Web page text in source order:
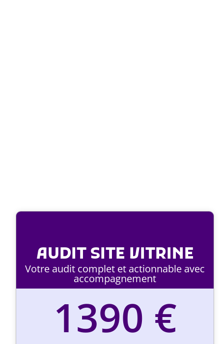
AUDIT SITE VITRINE
Votre audit complet et actionnable avec
accompagnement
1390 €